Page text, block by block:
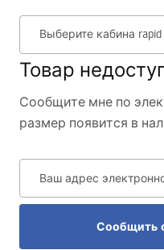
Выберите кабина rapid
Товар
Сообщите мне по
размер появится в
Ваш адрес
Сообщить